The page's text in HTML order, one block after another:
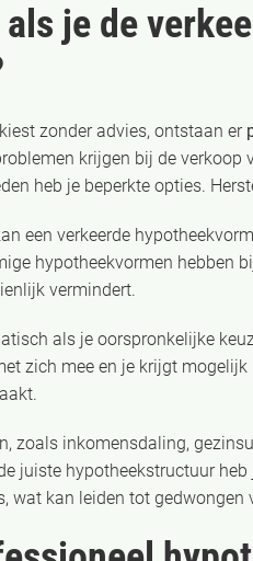
je de
zonder advies, ontstaan er
krijgen bij de
heb je beperkte opties.
een verkeerde
hypotheekvormen hebben
vermindert.
als je oorspronkelijke
zich mee en je krijgt
zoals inkomensdaling,
juiste hypotheekstructuur
wat kan leiden tot gedwongen